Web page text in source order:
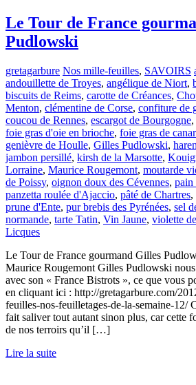
Le Tour de France
Pudlowski
gretagarbure Nos mille-feuilles, SAVOIRS
andouillette de Troyes, angélique de Niort,
biscuits de Reims, carotte de Créances,
Menton, clémentine de Corse, confiture de
coucou de Rennes, escargot de Bourgogne,
foie gras d'oie en brioche, foie gras de
genièvre de Houlle, Gilles Pudlowski,
jambon persillé, kirsh de la Marsotte,
Lorraine, Maurice Rougemont, moutarde
de Poissy, oignon doux des Cévennes, pain
panzetta roulée d'Ajaccio, pâté de Chartres,
prune d'Ente, pur brebis des Pyrénées, sel
normande, tarte Tatin, Vin Jaune, violette
Licques
Le Tour de France gourmand Gilles
Maurice Rougemont Gilles Pudlowski nous
avec son « France Bistrots », ce que vous
en cliquant ici : http://gretagarbure.com/
feuilles-nos-feuilletages-de-la-semaine-12/
fait saliver tout autant sinon plus, car cette
de nos terroirs qu’il […]
Lire la suite